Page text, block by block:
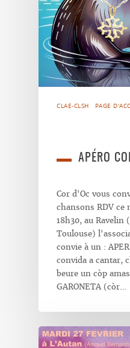
CLAE-CLSH PAGE
APÉRO
Cor d'Oc vous
chansons RDV ce
18h30, au Ravelin
Toulouse)
convie à un :
convida a cantar,
beure un còp
GARONETA (còr…